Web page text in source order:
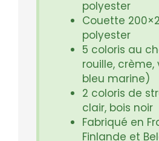
polyester
Couette
polyester
5 coloris au
rouille,
bleu marine)
2 coloris de
clair, bois noir
Fabriqué en
Finlande et